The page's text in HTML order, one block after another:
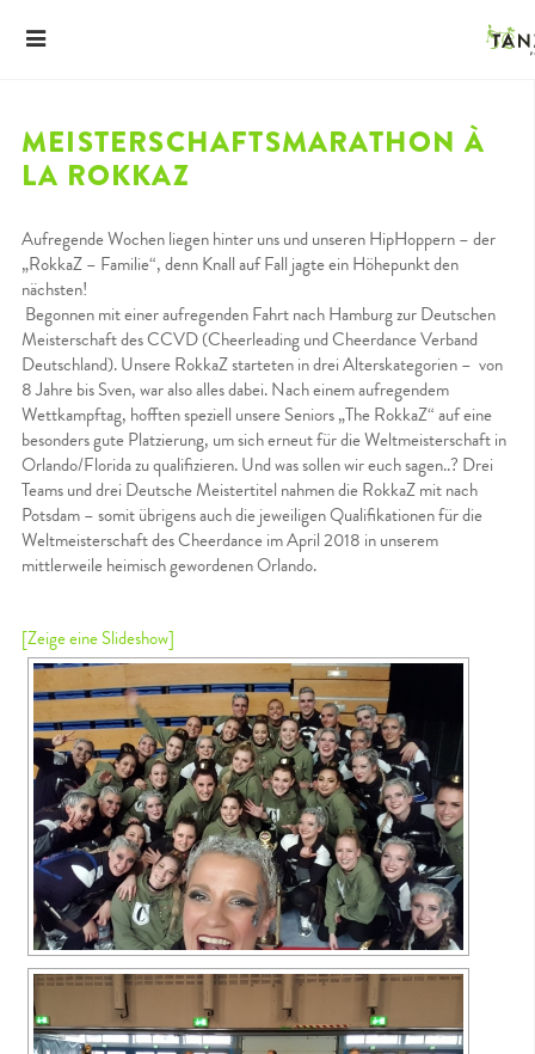
MEISTERSCHAFTSMARATHON À
LA ROKKAZ
Aufregende Wochen liegen hinter uns und unseren HipHoppern – der
„RokkaZ – Familie“, denn Knall auf Fall jagte ein Höhepunkt den
nächsten!
Begonnen mit einer aufregenden Fahrt nach Hamburg zur Deutschen
Meisterschaft des CCVD (Cheerleading und Cheerdance Verband
Deutschland). Unsere RokkaZ starteten in drei Alterskategorien – von
8 Jahre bis Sven, war also alles dabei. Nach einem aufregendem
Wettkampftag, hofften speziell unsere Seniors „The RokkaZ“ auf eine
besonders gute Platzierung, um sich erneut für die Weltmeisterschaft in
Orlando/Florida zu qualifizieren. Und was sollen wir euch sagen..? Drei
Teams und drei Deutsche Meistertitel nahmen die RokkaZ mit nach
Potsdam – somit übrigens auch die jeweiligen Qualifikationen für die
Weltmeisterschaft des Cheerdance im April 2018 in unserem
mittlerweile heimisch gewordenen Orlando.
[Zeige eine Slideshow]